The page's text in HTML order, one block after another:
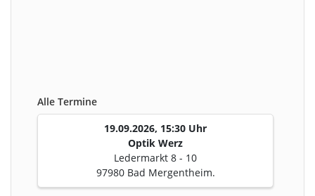
Alle Termine
19.09.2026, 15:30 Uhr
Optik Werz
Ledermarkt 8 - 10
97980 Bad Mergentheim.